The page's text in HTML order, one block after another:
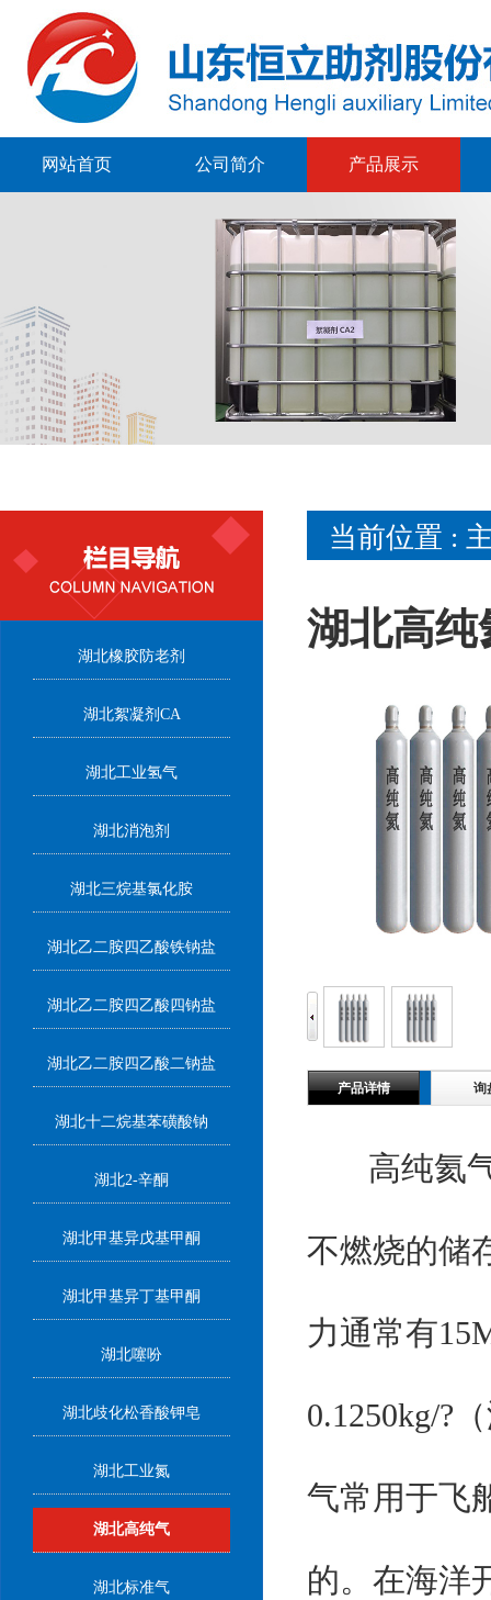
网站首页 公司简介 产品展示
湖北橡胶防老剂
湖北絮凝剂CA
湖北工业氢气
湖北消泡剂
湖北三烷基氯化胺
湖北乙二胺四乙酸铁钠盐
湖北乙二胺四乙酸四钠盐
湖北乙二胺四乙酸二钠盐
湖北十二烷基苯磺酸钠
湖北2-辛酮
湖北甲基异戊基甲酮
湖北甲基异丁基甲酮
湖北噻吩
湖北歧化松香酸钾皂
湖北工业氮
湖北高纯气
湖北标准气
当前位置 :
湖北高纯
产品详情 询
高纯氦气
不燃烧的储
力通常有
0.1250kg/?
气常用于飞
的。在海洋